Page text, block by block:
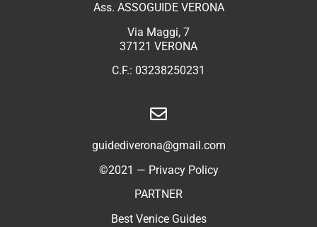
Ass. ASSOGUIDE VERONA
Via Maggi, 7
37121 VERONA
C.F.: 03238250231
guidediverona@gmail.com
©2021 — Privacy Policy
PARTNER
Best Venice Guides